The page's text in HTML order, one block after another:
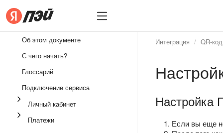
Бизнесу
Личный кабинет
Кредиты
Продвижение
Об этом документе
С чего начать?
Глоссарий
Подключение сервиса
Личный кабинет
Платежи
Интеграция
Настройка
Если вы еще